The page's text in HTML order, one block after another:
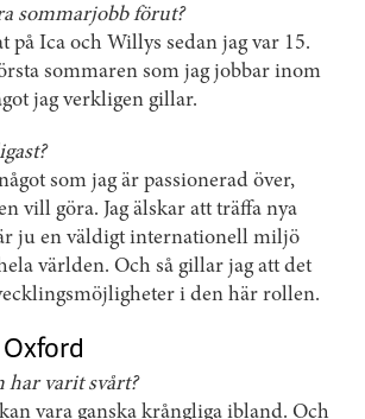
sommarjobb förut?
på Ica och Willys sedan jag var 15.
sommaren som jag jobbar inom
jag verkligen gillar.
som jag är passionerad över,
vill göra. Jag älskar att träffa nya
ju en väldigt internationell miljö
världen. Och så gillar jag att det
i den här rollen.
har varit svårt?
vara ganska krångliga ibland. Och